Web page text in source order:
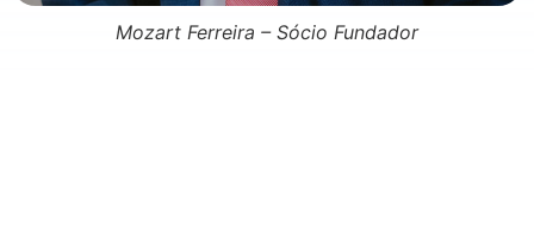
Mozart Ferreira – Sócio Fundador